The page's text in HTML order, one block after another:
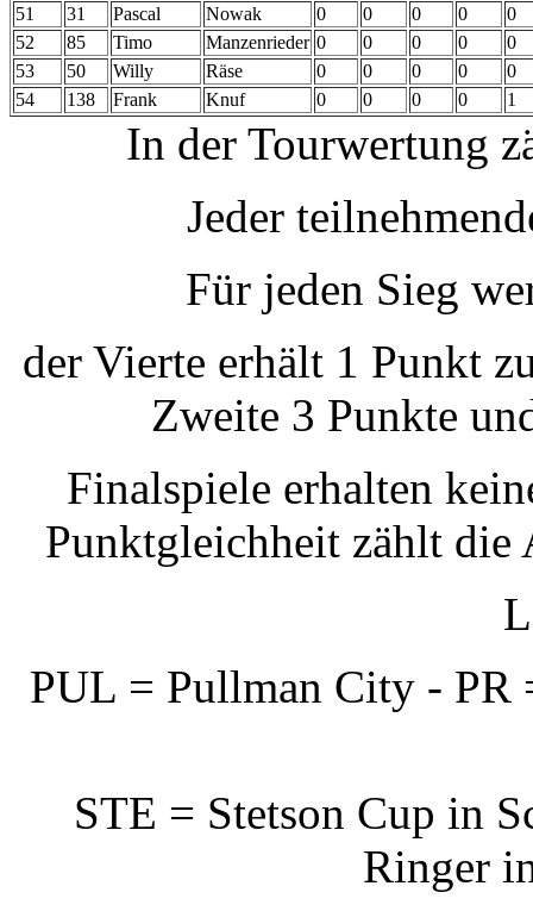
51
31 Pascal Nowak 0 0 0 0
0
52
85 Timo Manzenrieder 0 0 0 0
0
53
50 Willy Räse 0 0 0 0
0
54
138 Frank Knuf 0 0 0 0 1
In der Tourwertung
Jeder
Für jeden Sieg
der Vierte erhält 1 Punkt
Zweite 3 Punkte
Finalspiele erhalten
Punktgleichheit zählt die
PUL = Pullman City - PR
STE = Stetson Cup in
Ringer